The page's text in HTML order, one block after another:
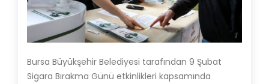
Bursa Büyükşehir Belediyesi tarafından 9 Şubat
Sigara Bırakma Günü etkinlikleri kapsamında